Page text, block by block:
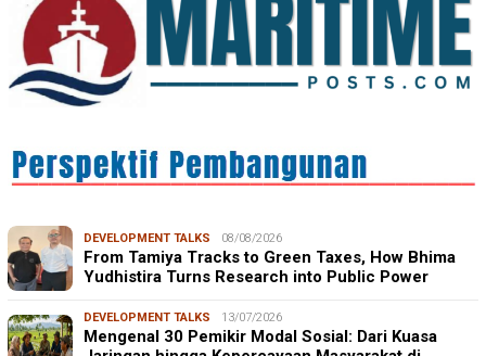
DEVELOPMENT TALKS 08/08/2026
From Tamiya Tracks to Green Taxes, How Bhima
Yudhistira Turns Research into Public Power
DEVELOPMENT TALKS 13/07/2026
Mengenal 30 Pemikir Modal Sosial: Dari Kuasa